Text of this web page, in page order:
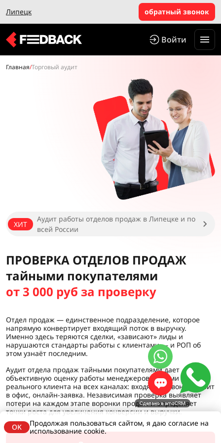
Липецк обратный звонок
Войти
Главная/Торговый аудит
ХИТ
Аудит работы отделов продаж в Липецке и по
всей России
ПРОВЕРКА ОТДЕЛОВ ПРОДАЖ
тайными покупателями
от 3 000 руб за проверку
Отдел продаж — единственное подразделение, которое
напрямую конвертирует входящий поток в выручку.
Именно здесь теряются сделки, «зависают» лиды и
нарушаются стандарты работы с клиентами — и РОП об
этом узнаёт последним.
Аудит отдела продаж тайными покупателями дает
объективную оценку работы менеджеров глазами
реального клиента на всех каналах: входящий звонок, визит
в офис, онлайн-заявка. Независимая проверка выявляет
потери на каждом этапе воронки продаж и определяет
точки роста для увеличения конверсии и выручки.
OK
Продолжая пользоваться сайтом, я даю согласие на
использование cookie.
Сделано в amoCRM